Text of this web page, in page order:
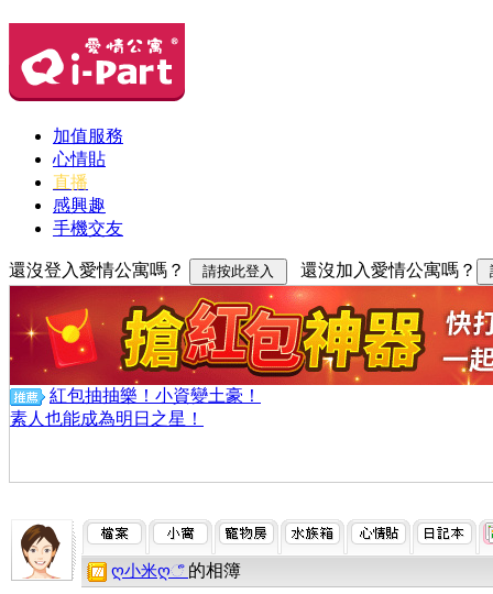
加值服務
心情貼
直播
感興趣
手機交友
還沒登入愛情公寓嗎？ 還沒加入愛情公寓嗎？
紅包抽抽樂！小資變土豪！
素人也能成為明日之星！
ღ小米ღீ 的相簿